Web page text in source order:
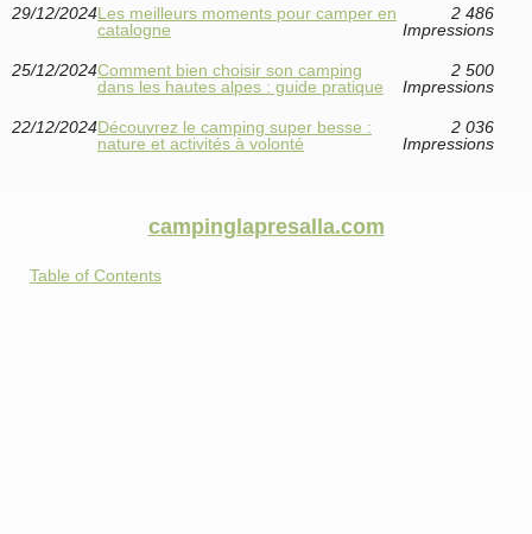
29/12/2024Les meilleurs moments pour camper en
catalogne
2 486
Impressions
25/12/2024Comment bien choisir son camping
dans les hautes alpes : guide pratique
2 500
Impressions
22/12/2024Découvrez le camping super besse :
nature et activités à volonté
2 036
Impressions
campinglapresalla.com
Table of Contents